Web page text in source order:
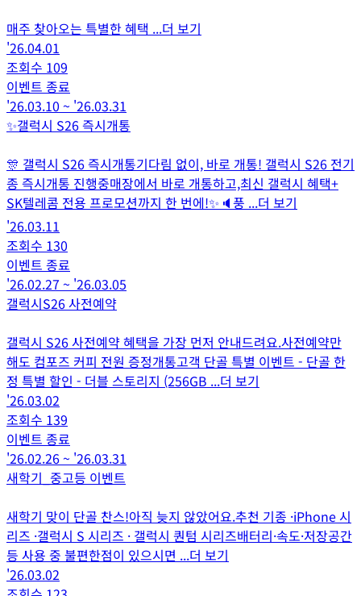
매주 찾아오는 특별한 혜택 ...더 보기
'26.04.01
조회수 109
이벤트 종료
'26.03.10 ~ '26.03.31
✨️갤럭시 S26 즉시개통
🎊 갤럭시 S26 즉시개통기다림 없이, 바로 개통! 갤럭시 S26 전기
종 즉시개통 진행중매장에서 바로 개통하고,최신 갤럭시 혜택+
SK텔레콤 전용 프로모션까지 한 번에!✨️🔈풍 ...더 보기
'26.03.11
조회수 130
이벤트 종료
'26.02.27 ~ '26.03.05
갤럭시S26 사전예약
갤럭시 S26 사전예약 혜택을 가장 먼저 안내드려요.사전예약만
해도 컴포즈 커피 전원 증정개통고객 단골 특별 이벤트 - 단골 한
정 특별 할인 - 더블 스토리지 (256GB ...더 보기
'26.03.02
조회수 139
이벤트 종료
'26.02.26~ '26.03.31
새학기_중고등 이벤트
새학기 맞이 단골 찬스!아직 늦지 않았어요.추천 기종 ·iPhone 시
리즈 ·갤럭시 S 시리즈 · 갤럭시 퀀텀 시리즈배터리·속도·저장공간
등 사용 중 불편한점이 있으시면 ...더 보기
'26.03.02